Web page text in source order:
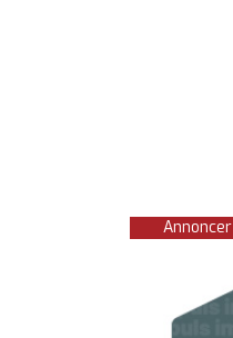
Annoncer